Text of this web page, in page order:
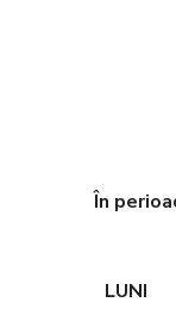
În
LUNI